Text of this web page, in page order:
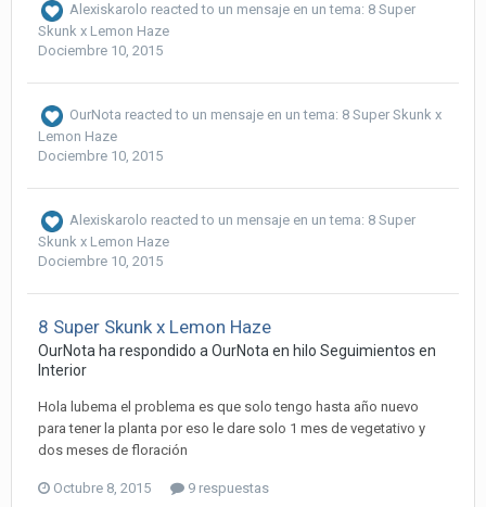
Alexiskarolo reacted to un mensaje en un tema: 8 Super
Skunk x Lemon Haze
Dociembre 10, 2015
OurNota reacted to un mensaje en un tema: 8 Super Skunk x
Lemon Haze
Dociembre 10, 2015
Alexiskarolo reacted to un mensaje en un tema: 8 Super
Skunk x Lemon Haze
Dociembre 10, 2015
8 Super Skunk x Lemon Haze
OurNota ha respondido a OurNota en hilo Seguimientos en
Interior
Hola lubema el problema es que solo tengo hasta año nuevo
para tener la planta por eso le dare solo 1 mes de vegetativo y
dos meses de floración
Octubre 8, 2015 9 respuestas